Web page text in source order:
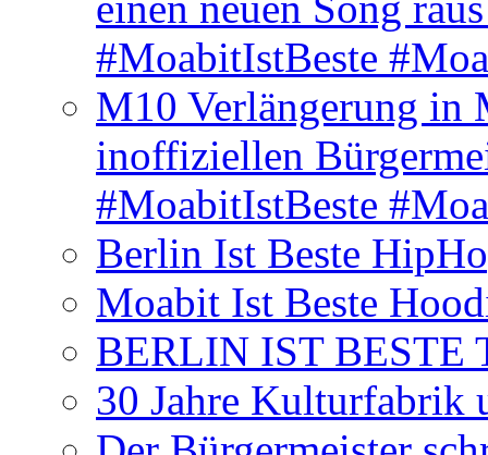
#MoabitIstBeste
M10 Verlängerung in
inoffiziellen
#MoabitIstBeste
Berlin Ist Beste
Moabit Ist Beste
BERLIN IST BESTE
30 Jahre Kulturfabrik